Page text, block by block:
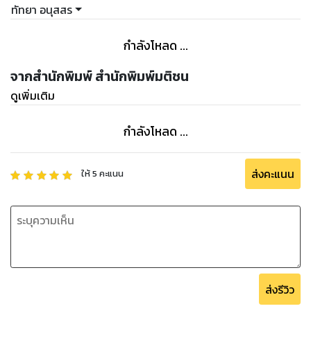
ทัทยา อนุสสร
กำลังโหลด ...
จากสำนักพิมพ์ สำนักพิมพ์มติชน
ดูเพิ่มเติม
กำลังโหลด ...
ให้5 คะแนน ส่งคะแนน
ส่งรีวิว